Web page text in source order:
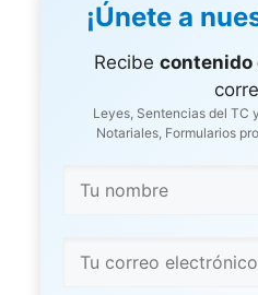
¡Únete a
Recibe contenido
Leyes, Sentencias del TC
Notariales, Formularios